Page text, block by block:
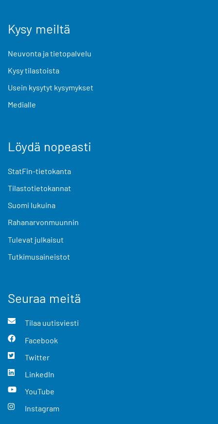
Kysy meiltä
Neuvonta ja tietopalvelu
Kysy tilastoista
Usein kysytyt kysymykset
Medialle
Löydä nopeasti
StatFin-tietokanta
Tilastotietokannat
Suomi lukuina
Rahanarvonmuunnin
Tulevat julkaisut
Tutkimusaineistot
Seuraa meitä
Tilaa uutisviesti
Facebook
Twitter
LinkedIn
YouTube
Instagram